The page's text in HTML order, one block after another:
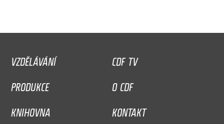
VZDĚLÁVÁNÍ
CDF TV
PRODUKCE
O CDF
KNIHOVNA
KONTAKT